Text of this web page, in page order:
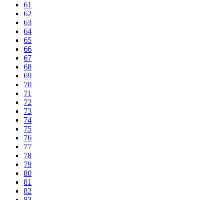
61
62
63
64
65
66
67
68
69
70
71
72
73
74
75
76
77
78
79
80
81
82